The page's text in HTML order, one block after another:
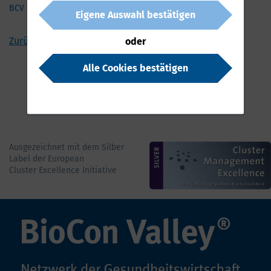
BCV News
Zurück
Ausgezeichnet mit dem Silber
Label der European
Cluster Excellence Initiative
Eigene Auswahl bestätigen
oder
Alle Cookies bestätigen